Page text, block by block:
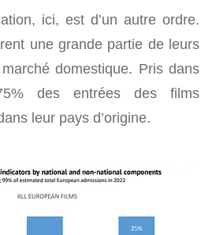
ici, est d’un autre ordre.
une grande partie de leurs
domestique. Pris dans
des entrées des films
leur pays d’origine.